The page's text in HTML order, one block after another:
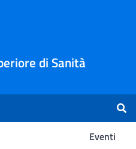
di Sanità
Eventi